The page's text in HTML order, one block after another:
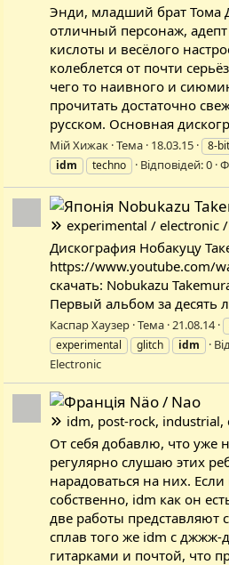
Энди, младший брат Тома
отличный персонаж,
кислоты и весёлого
колеблется от почти
чего то наивного и
прочитать достаточно
русском. Основная
Мій Хижак Тема 18.03.15 8-bit
idm
techno Відповідей: 0
Nobukazu
experimental / electronic
Дискография Нобакуцу
https://www.youtube.com/
скачать: Nobukazu
Первый альбом за десять
Каспар Хаузер Тема 21.08.14
experimental
glitch idm
Electronic
Näo / Nao
idm, post-rock, industrial,
От себя добавлю, что уже
регулярно слушаю этих
нарадоваться на них.
собственно, idm как он
две работы
сплав того же idm с
гитарками и почтой, что